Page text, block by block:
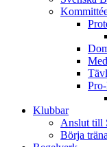
Klubbar
Anslut till
Börja träna